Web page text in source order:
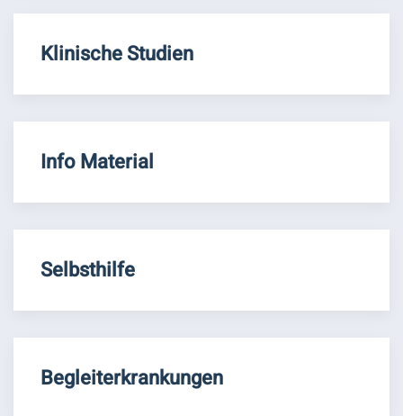
Klinische Studien
Info Material
Selbsthilfe
Begleiterkrankungen